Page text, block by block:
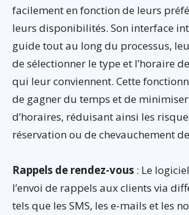
facilement en fonction de leurs
leurs disponibilités. Son interface
guide tout au long du processus,
de sélectionner le type et l’horaire
qui leur conviennent. Cette
de gagner du temps et de
d’horaires, réduisant ainsi les
réservation ou de chevauchement
Rappels de rendez-vous : Le
l’envoi de rappels aux clients via
tels que les SMS, les e-mails et les